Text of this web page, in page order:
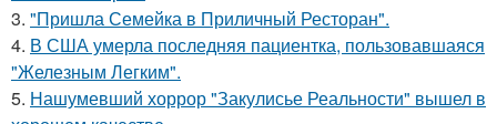
3. "Пришла Семейка в Приличный Ресторан".
4. В США умерла последняя пациентка, пользовавшаяся
"Железным Легким".
5. Нашумевший хоррор "Закулисье Реальности" вышел в